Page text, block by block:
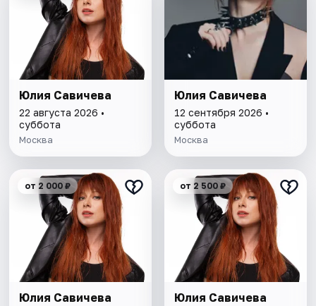
Юлия Савичева
22 августа 2026 •
суббота
Москва
Юлия Савичева
12 сентября 2026 •
суббота
Москва
от 2 000 ₽
Юлия Савичева
от 2 500 ₽
Юлия Савичева